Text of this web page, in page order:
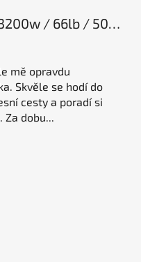
Veteran Lynx (2700wh / 3200w / 66lb / 50E), elektrická jednokolka
mě opravdu
Skvěle se hodí do
cesty a poradí si
dobu...